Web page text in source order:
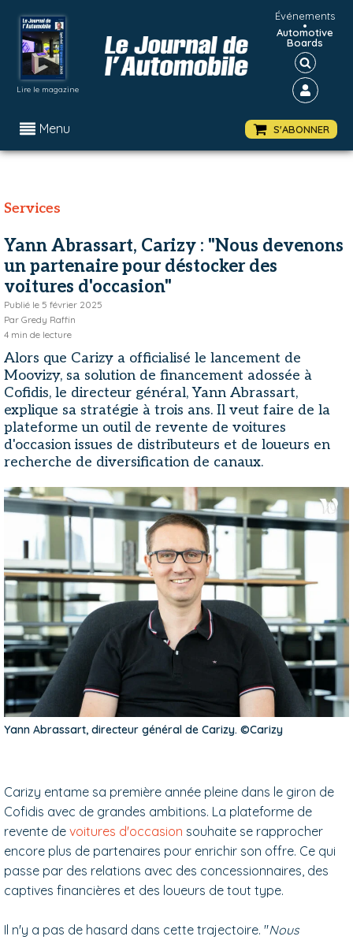
Lire le magazine
Événements
•
Automotive
Boards
Menu S'ABONNER
Services
Yann Abrassart, Carizy : "Nous devenons
un partenaire pour déstocker des
voitures d'occasion"
Publié le 5 février 2025
Par Gredy Raffin
4 min de lecture
Alors que Carizy a officialisé le lancement de
Moovizy, sa solution de financement adossée à
Cofidis, le directeur général, Yann Abrassart,
explique sa stratégie à trois ans. Il veut faire de la
plateforme un outil de revente de voitures
d'occasion issues de distributeurs et de loueurs en
recherche de diversification de canaux.
Yann Abrassart, directeur général de Carizy. ©Carizy
Carizy entame sa première année pleine dans le giron de
Cofidis avec de grandes ambitions. La plateforme de
revente de voitures d'occasion souhaite se rapprocher
encore plus de partenaires pour enrichir son offre. Ce qui
passe par des relations avec des concessionnaires, des
captives financières et des loueurs de tout type.
Il n'y a pas de hasard dans cette trajectoire. "Nous